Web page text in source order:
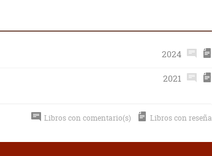
2024
2021
Libros con comentario(s) Libros con reseña